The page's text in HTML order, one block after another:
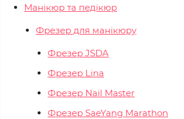
Манікюр та педікюр
Фрезер для манікюру
Фрезер JSDA
Фрезер Lina
Фрезер Nail Master
Фрезер SaeYang Marathon